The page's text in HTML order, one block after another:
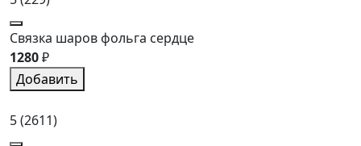
Связка шаров фольга сердце
1280₽
Добавить
5(2611)